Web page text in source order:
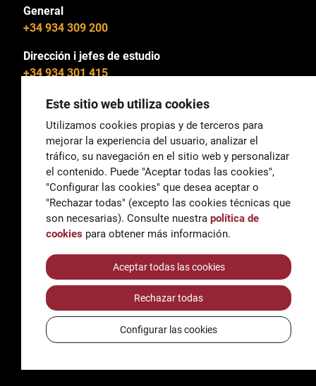
General
+34 934 309 200
Dirección i jefes de estudio
+34 934 301 415
General
correu@escoladeltreball.org
Información
informacio@escoladeltreball.org
Trámites de secretaría
AccessibilidadAviso legal y Política de Privacidad
Política de cookies
Créditos
Este sitio web utiliza cookies
Utilizamos cookies propias y de terceros para
mejorar la experiencia del usuario, analizar el
tráfico, su navegación en el sitio web y personalizar
el contenido. Puede "Aceptar todas las cookies",
"Configurar las cookies" que desea aceptar o
"Rechazar todas" (excepto las cookies técnicas que
son necesarias). Consulte nuestra política de
cookies para obtener más información.
Aceptar todas las cookies
Rechazar todas
Configurar las cookies